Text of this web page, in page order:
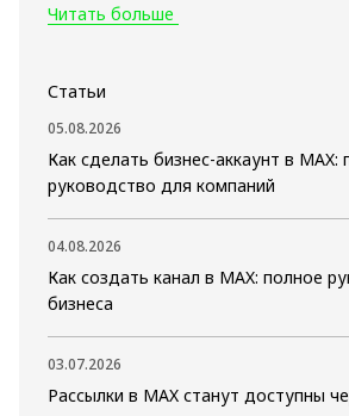
Читать больше
Статьи
05.08.2026
Как сделать бизнес-аккаунт в MAX:
руководство для компаний
04.08.2026
Как создать канал в MAX: полное
бизнеса
03.07.2026
Рассылки в MAX станут доступны